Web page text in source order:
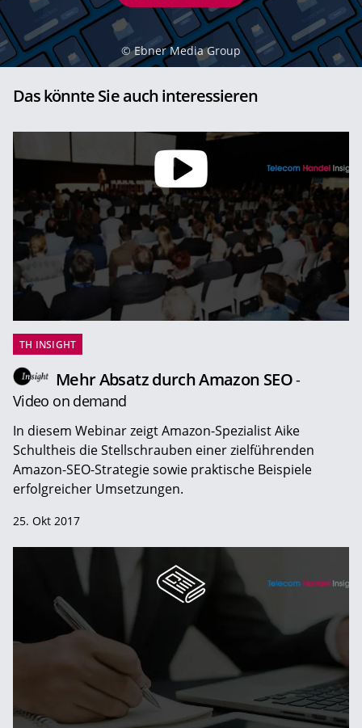
© Ebner Media Group
Das könnte Sie auch interessieren
TH INSIGHT
Mehr Absatz durch Amazon SEO-
Video on demand
In diesem Webinar zeigt Amazon-Spezialist Aike
Schultheis die Stellschrauben einer zielführenden
Amazon-SEO-Strategie sowie praktische Beispiele
erfolgreicher Umsetzungen.
25. Okt 2017